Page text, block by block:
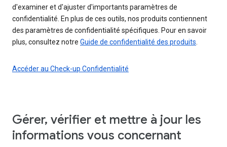
d'examiner et d'ajuster d'importants paramètres de
confidentialité. En plus de ces outils, nos produits contiennent
des paramètres de confidentialité spécifiques. Pour en savoir
plus, consultez notre Guide de confidentialité des produits
Accéder au Check-up Confidentialité
Gérer, vérifier et mettre à jour les
informations vous concernant